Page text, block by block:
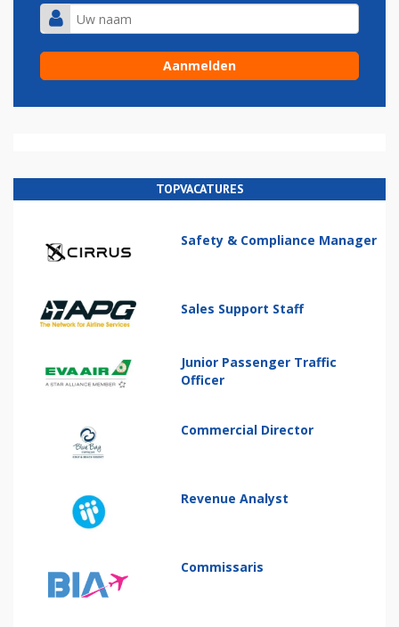
TOPVACATURES
Safety & Compliance Manager
Sales Support Staff
Junior Passenger Traffic
Officer
Commercial Director
Revenue Analyst
Commissaris